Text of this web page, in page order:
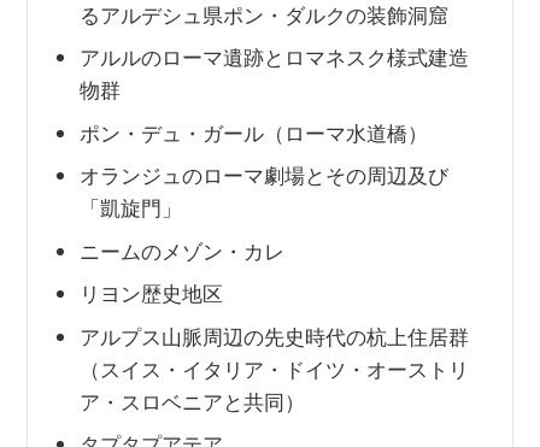
るアルデシュ県ポン・ダルクの装飾洞窟
アルルのローマ遺跡とロマネスク様式建造
物群
ポン・デュ・ガール（ローマ水道橋）
オランジュのローマ劇場とその周辺及び
「凱旋門」
ニームのメゾン・カレ
リヨン歴史地区
アルプス山脈周辺の先史時代の杭上住居群
（スイス・イタリア・ドイツ・オーストリ
ア・スロベニアと共同）